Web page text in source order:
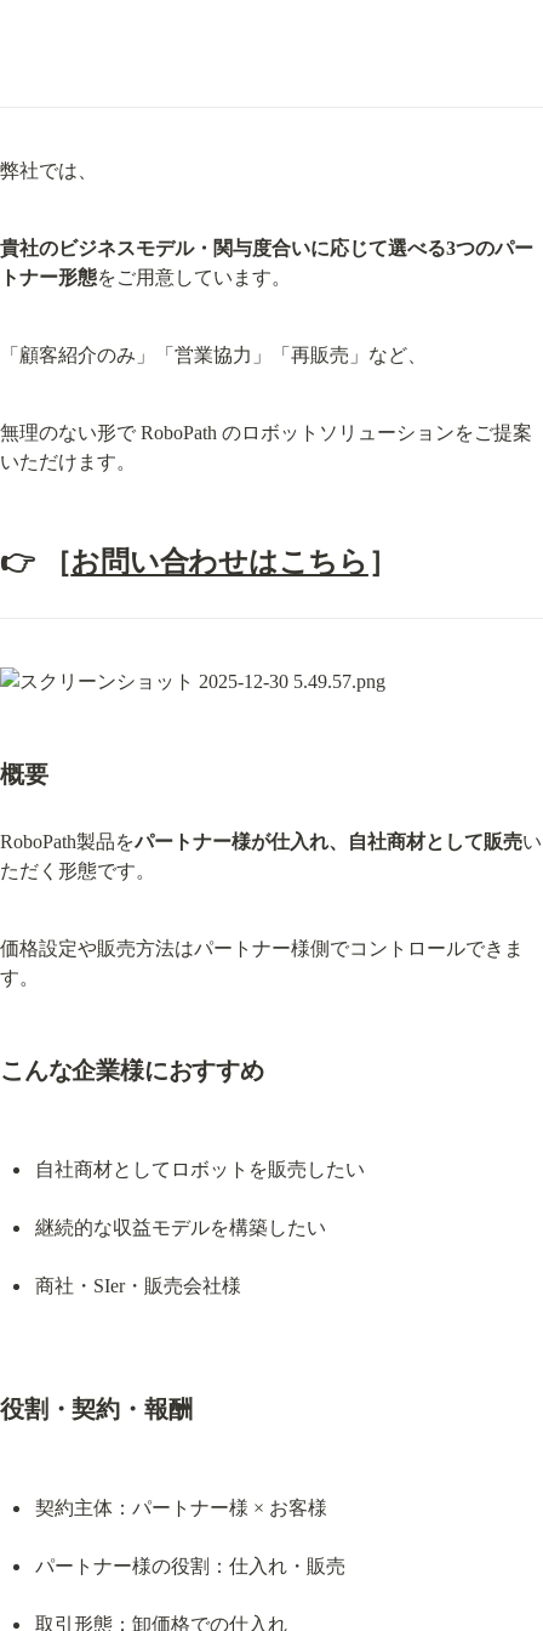
弊社では、
貴社のビジネスモデル・関与度合いに応じて選べる3つのパー
トナー形態をご用意しています。
「顧客紹介のみ」「営業協力」「再販売」など、
無理のない形で RoboPath のロボットソリューションをご提案
いただけます。
👉 ［お問い合わせはこちら ］
概要
RoboPath製品をパートナー様が仕入れ、自社商材として販売い
ただく形態です。
価格設定や販売方法はパートナー様側でコントロールできま
す。
こんな企業様におすすめ
自社商材としてロボットを販売したい
継続的な収益モデルを構築したい
商社・SIer・販売会社様
役割・契約・報酬
契約主体：パートナー様 × お客様
パートナー様の役割：仕入れ・販売
取引形態：卸価格での仕入れ